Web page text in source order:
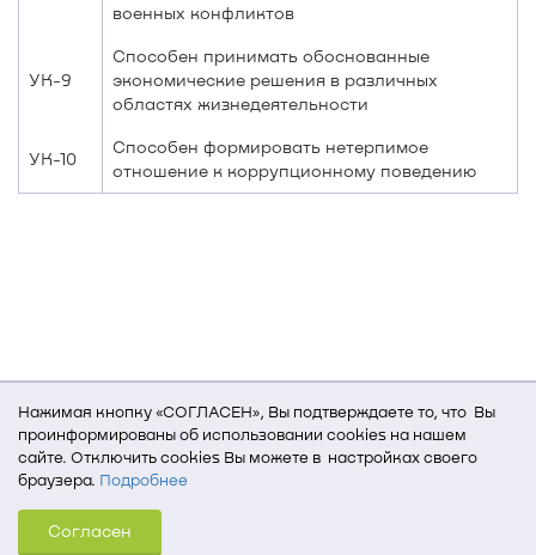
Нажимая кнопку «СОГЛАСЕН», Вы подтверждаете то, что Вы
проинформированы об использовании cookies на нашем
сайте. Отключить cookies Вы можете в настройках своего
браузера. Подробнее
Для того, чтобы мы могли качественно предоставить Вам
услуги, мы используем cookies, которые сохраняются
Согласен
военных конфликтов
УК-9
Способен принимать обоснованные
экономические решения в различных
областях жизнедеятельности
УК-10
Способен формировать нетерпимое
отношение к коррупционному поведению